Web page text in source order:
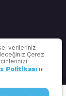
verileriniz
Çerez
Politikası'nı